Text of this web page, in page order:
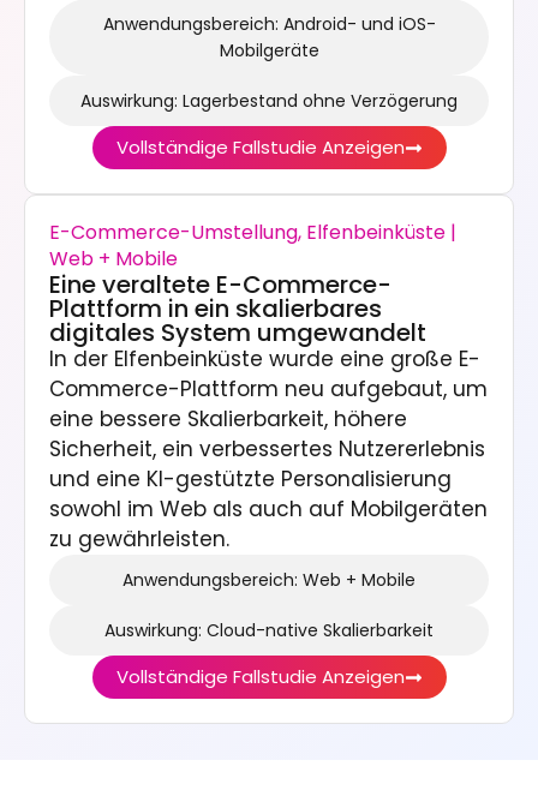
Anwendungsbereich: Android- und iOS-
Mobilgeräte
Auswirkung: Lagerbestand ohne Verzögerung
Vollständige Fallstudie Anzeigen
E-Commerce-Umstellung, Elfenbeinküste |
Web + Mobile
Eine veraltete E-Commerce-
Plattform in ein skalierbares
digitales System umgewandelt
In der Elfenbeinküste wurde eine große E-
Commerce-Plattform neu aufgebaut, um
eine bessere Skalierbarkeit, höhere
Sicherheit, ein verbessertes Nutzererlebnis
und eine KI-gestützte Personalisierung
sowohl im Web als auch auf Mobilgeräten
zu gewährleisten.
Anwendungsbereich: Web + Mobile
Auswirkung: Cloud-native Skalierbarkeit
Vollständige Fallstudie Anzeigen